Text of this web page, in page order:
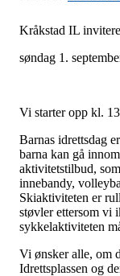
Kråkstad IL
søndag 1.
Vi starter opp kl.
Barnas idrettsdag
barna kan gå
aktivitetstilbud,
innebandy,
Skiaktiviteten er
støvler ettersom vi
sykkelaktiviteten
Vi ønsker alle, om
Idrettsplassen og